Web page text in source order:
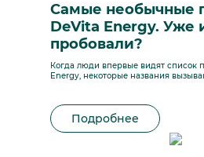
Самые необычные
DeVita Energy. Уже
пробовали?
Когда люди впервые видят список
Energy, некоторые названия
Подробнее